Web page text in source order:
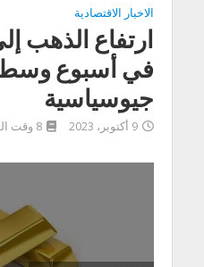
الاخبار الاقتصادية
ارتفاع الذهب
في أسبوع وسط
جيوسياسية
9 أكتوبر، 2023 8 وقت القراءة بالدقيقة